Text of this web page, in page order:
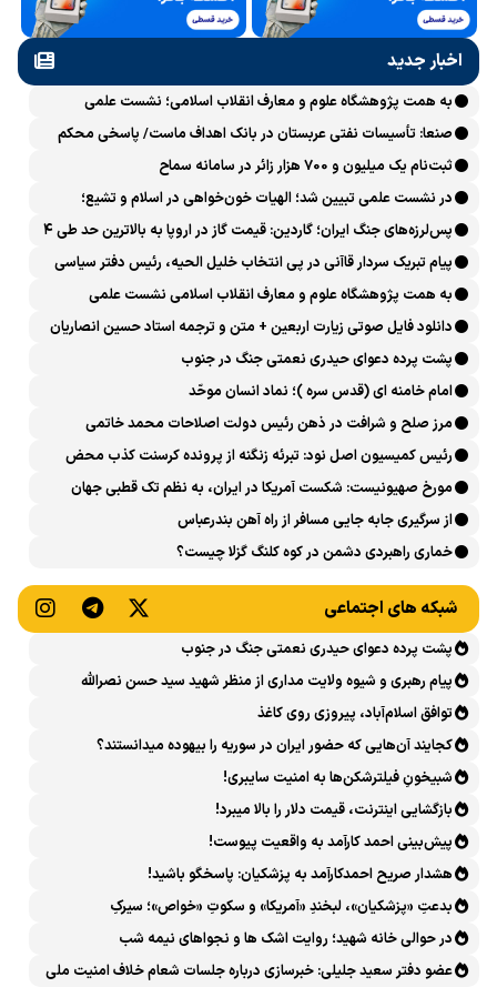
اخبار جدید
به همت پژوهشگاه علوم و معارف انقلاب اسلامی؛ نشست علمی
«اربعین حسینی در منظومه فکری رهبر شهید، امام خامنه‌ای» برگزار
می‌شود
صنعا: تأسیسات نفتی عربستان در بانک اهداف ماست/ پاسخی محکم
می‌دهیم
ثبت‌نام یک میلیون و 700 هزار زائر در سامانه سماح ‌
در نشست علمی تبیین شد؛ الهیات خون‌خواهی در اسلام و تشیع؛
انتقام، عدالت، بازدارندگی و مقابله با جریان سلطه
پس‌لرزه‌های جنگ ایران؛ گاردین: قیمت گاز در اروپا به بالاترین حد طی ۴
ماه اخیر رسید
پیام تبریک سردار قاآنی در پی انتخاب خلیل الحیه، رئیس دفتر سیاسی
حماس
به همت پژوهشگاه علوم و معارف انقلاب اسلامی نشست علمی
«بازخوانی الهیاتِ انتقام و خون‌خواهی در تاریخ اسلام و انقلاب اسلامی»
برگزار می‌شود
دانلود فایل صوتی زیارت اربعین + متن و ترجمه استاد حسین انصاریان
پشت پرده دعوای حیدری نعمتی جنگ در جنوب
امام خامنه ای (قدس سره )؛ نماد انسان موحّد
مرز صلح و شرافت در ذهن رئیس دولت اصلاحات محمد خاتمی
کجاست؟
رئیس کمیسیون اصل نود: تبرئه زنگنه از پرونده کرسنت کذب محض
است
مورخ صهیونیست: شکست آمریکا در ایران، به نظم تک قطبی جهان
پایان داد
از سرگیری جابه جایی مسافر از راه آهن بندرعباس
خماری راهبردی دشمن در کوه کلنگ گزلا چیست؟
شبکه های اجتماعی
پشت پرده دعوای حیدری نعمتی جنگ در جنوب
پیام رهبری و شیوه ولایت مداری از منظر شهید سید حسن نصرالله
توافق اسلام‌آباد، پیروزی روی کاغذ
کجایند آن‌هایی که حضور ایران در سوریه را بیهوده میدانستند؟
شبیخونِ فیلترشکن‌ها به امنیت سایبری!
بازگشایی اینترنت، قیمت دلار را بالا میبرد!
پیش‌بینی احمد کارآمد به واقعیت پیوست!
هشدار صریح احمدکارآمد به پزشکیان: پاسخگو باشید!
بدعتِ «پزشکیان»، لبخندِ «آمریکا» و سکوتِ «خواص»؛ سیرکِ
قانون‌گریزی در روز روشن!
در حوالی خانه شهید؛ روایت اشک ها و نجواهای نیمه شب
عضو دفتر سعید جلیلی: خبرسازی درباره جلسات شعام خلاف امنیت ملی